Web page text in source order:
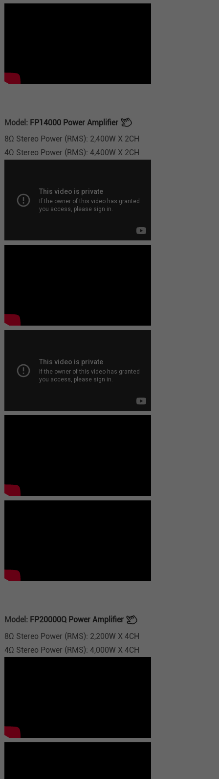
Model: FP14000 Power Amplifier
8Ω Stereo Power (RMS): 2,400W X 2CH
4Ω Stereo Power (RMS): 4,400W X 2CH
Model: FP20000Q Power Amplifier
8Ω Stereo Power (RMS): 2,200W X 4CH
4Ω Stereo Power (RMS): 4,000W X 4CH